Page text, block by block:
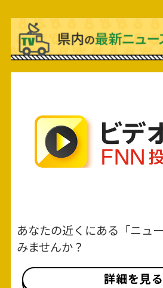
あなたの近くにある「ニュ
みませんか？
詳細を見る